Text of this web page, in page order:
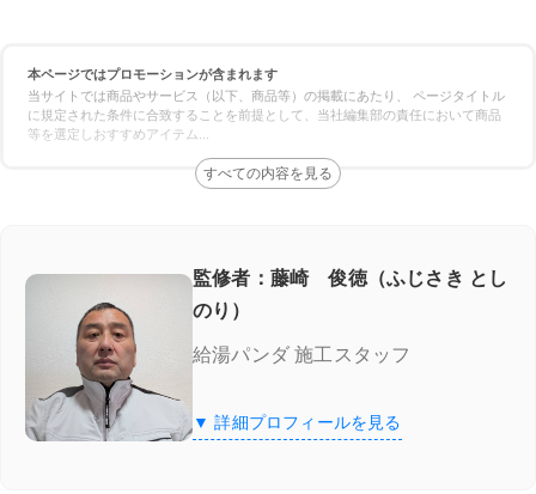
本ページではプロモーションが含まれます
当サイトでは商品やサービス（以下、商品等）の掲載にあたり、 ページタイトル
に規定された条件に合致することを前提として、当社編集部の責任において商品
等を選定しおすすめアイテム
監修者：藤崎 俊徳（ふじさき とし
のり）
給湯パンダ 施工スタッフ
▼ 詳細プロフィールを見る